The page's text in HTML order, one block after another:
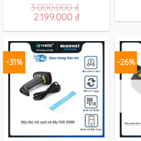
3.000.000₫
Giá
là:
3.000.000 ₫.
2.199.000 ₫Giá
tại
là:
2.199.000 ₫.
-31% -26%
+